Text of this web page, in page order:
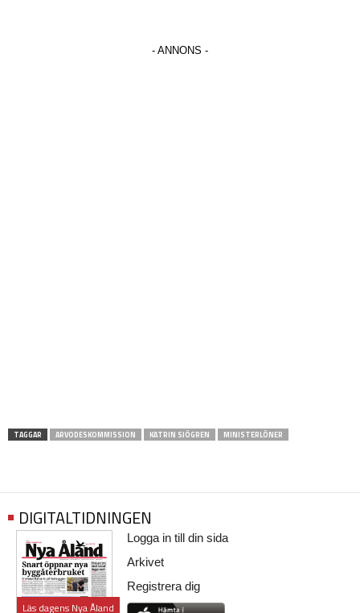
TAGGAR ARVODESKOMMISSION KATRIN SJÖGREN MINISTERLÖNER
DIGITALTIDNINGEN
Läs dagens Nya Åland
Logga in till din sida
Arkivet
Registrera dig